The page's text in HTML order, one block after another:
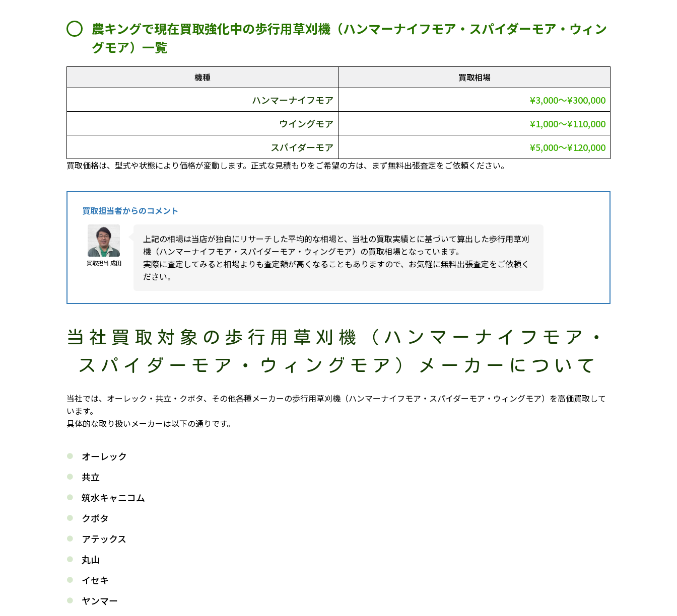
農キングで現在買取強化中の歩行用草刈機（ハンマーナイフモア・スパイダーモア・ウィン
グモア）一覧
機種 買取相場
ハンマーナイフモア
¥3,000～¥300,000
ウイングモア
¥1,000～¥110,000
スパイダーモア
¥5,000～¥120,000
買取価格は、型式や状態により価格が変動します。正式な見積もりをご希望の方は、まず無料出張査定をご依頼ください。
買取担当者からのコメント
買取担当 成田
上記の相場は当店が独自にリサーチした平均的な相場と、当社の買取実績とに基づいて算出した歩行用草刈
機（ハンマーナイフモア・スパイダーモア・ウィングモア）の買取相場となっています。
実際に査定してみると相場よりも査定額が高くなることもありますので、お気軽に無料出張査定をご依頼く
ださい。
当社買取対象の歩行用草刈機（ハンマーナイフモア・
スパイダーモア・ウィングモア）メーカーについて
当社では、オーレック・共立・クボタ、その他各種メーカーの歩行用草刈機（ハンマーナイフモア・スパイダーモア・ウィングモア）を高価買取して
います。
具体的な取り扱いメーカーは以下の通りです。
オーレック
共立
筑水キャニコム
クボタ
アテックス
丸山
イセキ
ヤンマー